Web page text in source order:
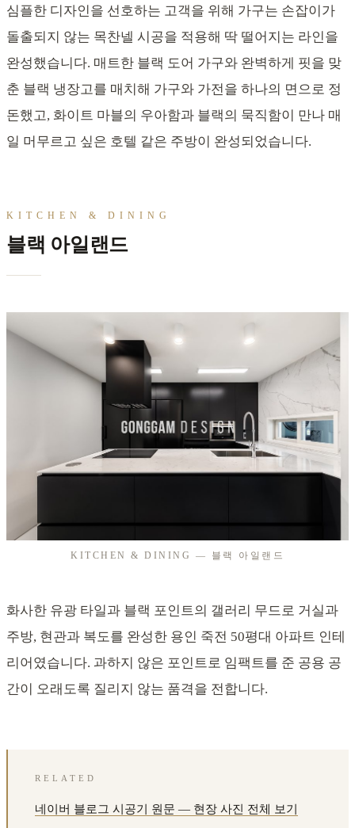
심플한 디자인을 선호하는 고객을 위해 가구는 손잡이가
돌출되지 않는 목찬넬 시공을 적용해 딱 떨어지는 라인을
완성했습니다. 매트한 블랙 도어 가구와 완벽하게 핏을 맞
춘 블랙 냉장고를 매치해 가구와 가전을 하나의 면으로 정
돈했고, 화이트 마블의 우아함과 블랙의 묵직함이 만나 매
일 머무르고 싶은 호텔 같은 주방이 완성되었습니다.
KITCHEN & DINING
블랙 아일랜드
KITCHEN & DINING — 블랙 아일랜드
화사한 유광 타일과 블랙 포인트의 갤러리 무드로 거실과
주방, 현관과 복도를 완성한 용인 죽전 50평대 아파트 인테
리어였습니다. 과하지 않은 포인트로 임팩트를 준 공용 공
간이 오래도록 질리지 않는 품격을 전합니다.
RELATED
네이버 블로그 시공기 원문 — 현장 사진 전체 보기